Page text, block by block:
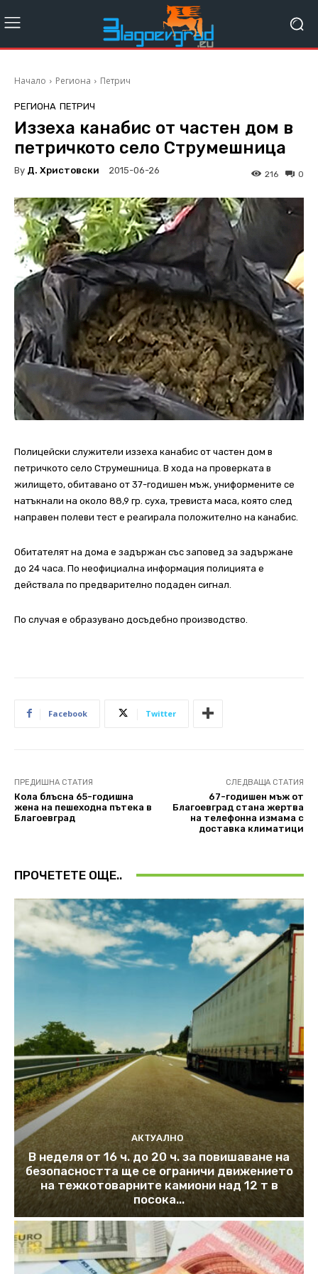
Начало Региона Петрич
РЕГИОНА ПЕТРИЧ
Иззеха канабис от частен дом в
петричкото село Струмешница
By Д. Христовски 2015-06-26 0
216
Полицейски служители иззеха канабис от частен дом в
петричкото село Струмешница. В хода на проверката в
жилището, обитавано от 37-годишен мъж, униформените се
натъкнали на около 88,9 гр. суха, тревиста маса, която след
направен полеви тест е реагирала положително на канабис.
Обитателят на дома е задържан със заповед за задържане
до 24 часа. По неофициална информация полицията е
действала по предварително подаден сигнал.
По случая е образувано досъдебно производство.
Facebook Twitter
ПРЕДИШНА СТАТИЯ
Кола блъсна 65-годишна
жена на пешеходна пътека в
Благоевград
СЛЕДВАЩА СТАТИЯ
67-годишен мъж от
Благоевград стана жертва
на телефонна измама с
доставка климатици
ПРОЧЕТЕТЕ ОЩЕ..
АКТУАЛНО
В неделя от 16 ч. до 20 ч. за повишаване на
безопасността ще се ограничи движението
на тежкотоварните камиони над 12 т в
посока...